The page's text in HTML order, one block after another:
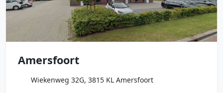
Amersfoort
Wiekenweg 32G, 3815 KL Amersfoort